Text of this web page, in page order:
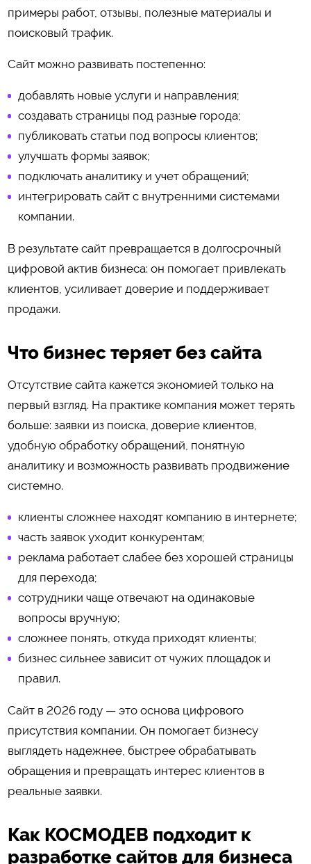
примеры работ, отзывы, полезные материалы и
поисковый трафик.
Сайт можно развивать постепенно:
добавлять новые услуги и направления;
создавать страницы под разные города;
публиковать статьи под вопросы клиентов;
улучшать формы заявок;
подключать аналитику и учет обращений;
интегрировать сайт с внутренними системами
компании.
В результате сайт превращается в долгосрочный
цифровой актив бизнеса: он помогает привлекать
клиентов, усиливает доверие и поддерживает
продажи.
Что бизнес теряет без сайта
Отсутствие сайта кажется экономией только на
первый взгляд. На практике компания может терять
больше: заявки из поиска, доверие клиентов,
удобную обработку обращений, понятную
аналитику и возможность развивать продвижение
системно.
клиенты сложнее находят компанию в интернете;
часть заявок уходит конкурентам;
реклама работает слабее без хорошей страницы
для перехода;
сотрудники чаще отвечают на одинаковые
вопросы вручную;
сложнее понять, откуда приходят клиенты;
бизнес сильнее зависит от чужих площадок и
правил.
Сайт в 2026 году — это основа цифрового
присутствия компании. Он помогает бизнесу
выглядеть надежнее, быстрее обрабатывать
обращения и превращать интерес клиентов в
реальные заявки.
Как КОСМОДЕВ подходит к
разработке сайтов для бизнеса